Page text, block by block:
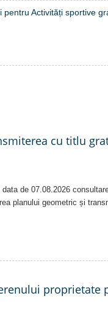
Activități sportive
cu titlu
de 07.08.2026
planului geometric și
proprietate